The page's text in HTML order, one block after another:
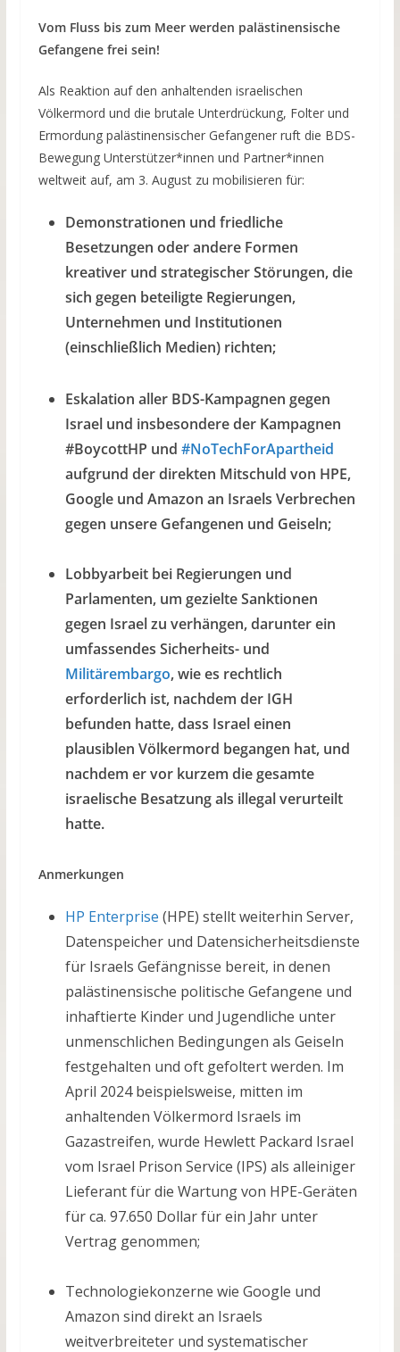
Vom Fluss bis zum Meer werden palästinensische
Gefangene frei sein!
Als Reaktion auf den anhaltenden israelischen
Völkermord und die brutale Unterdrückung, Folter und
Ermordung palästinensischer Gefangener ruft die BDS-
Bewegung Unterstützer*innen und Partner*innen
weltweit auf, am 3. August zu mobilisieren für:
Demonstrationen und friedliche
Besetzungen oder andere Formen
kreativer und strategischer Störungen, die
sich gegen beteiligte Regierungen,
Unternehmen und Institutionen
(einschließlich Medien) richten;
Eskalation aller BDS-Kampagnen gegen
Israel und insbesondere der Kampagnen
#BoycottHP und #NoTechForApartheid
aufgrund der direkten Mitschuld von HPE,
Google und Amazon an Israels Verbrechen
gegen unsere Gefangenen und Geiseln;
Lobbyarbeit bei Regierungen und
Parlamenten, um gezielte Sanktionen
gegen Israel zu verhängen, darunter ein
umfassendes Sicherheits- und
Militärembargo, wie es rechtlich
erforderlich ist, nachdem der IGH
befunden hatte, dass Israel einen
plausiblen Völkermord begangen hat, und
nachdem er vor kurzem die gesamte
israelische Besatzung als illegal verurteilt
hatte.
Anmerkungen
HP Enterprise (HPE) stellt weiterhin Server,
Datenspeicher und Datensicherheitsdienste
für Israels Gefängnisse bereit, in denen
palästinensische politische Gefangene und
inhaftierte Kinder und Jugendliche unter
unmenschlichen Bedingungen als Geiseln
festgehalten und oft gefoltert werden. Im
April 2024 beispielsweise, mitten im
anhaltenden Völkermord Israels im
Gazastreifen, wurde Hewlett Packard Israel
vom Israel Prison Service (IPS) als alleiniger
Lieferant für die Wartung von HPE-Geräten
für ca. 97.650 Dollar für ein Jahr unter
Vertrag genommen;
Technologiekonzerne wie Google und
Amazon sind direkt an Israels
weitverbreiteter und systematischer